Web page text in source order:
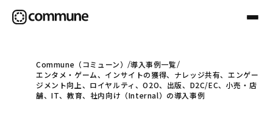
Communeについて
Commune（コミューン）
導入事例一覧
エンタメ・ゲーム、インサイトの獲得、ナレッジ共有、エンゲー
ジメント向上、ロイヤルティ、O2O、出版、D2C/EC、小売・店
舗、IT、教育、社内向け（Internal）の導入事例